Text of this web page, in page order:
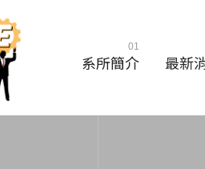
01
系所簡介 最新